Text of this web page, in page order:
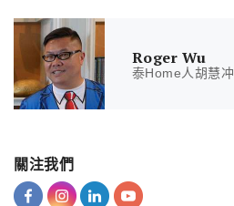
Roger Wu
泰Home人胡慧冲
關注我們